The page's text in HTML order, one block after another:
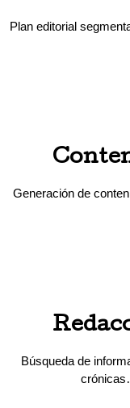
Plan editorial
Generación de
Búsqueda de